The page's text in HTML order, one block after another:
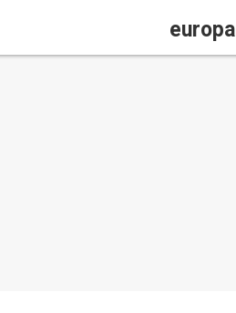
europa